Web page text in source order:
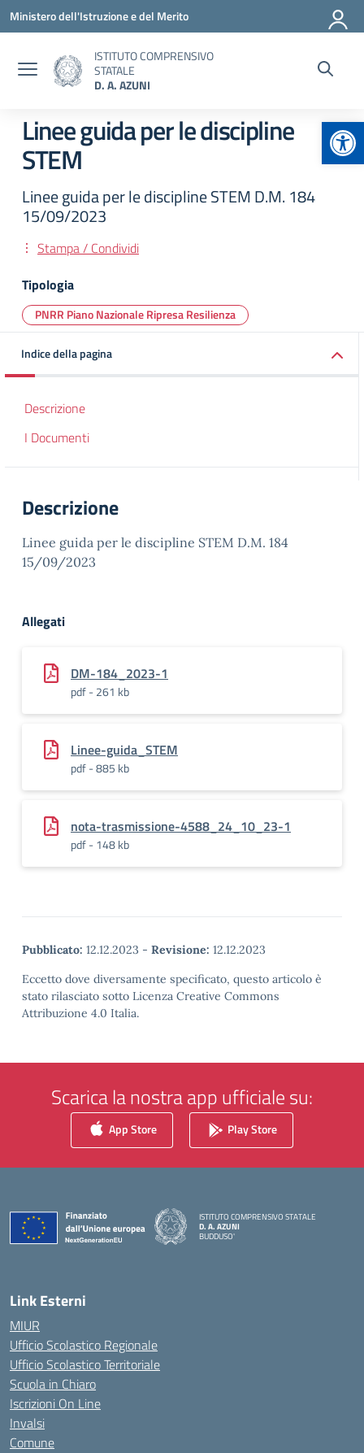
Vai ai contenuti
Vai al menu di navigazione
Vai al footer
Ministero dell'Istruzione e del Merito
ISTITUTO COMPRENSIVO
STATALE
D. A. AZUNI
Linee guida per le discipline
STEM
Linee guida per le discipline STEM D.M. 184
15/09/2023
Stampa / Condividi
Tipologia
PNRR Piano Nazionale Ripresa Resilienza
Indice della pagina
Descrizione
I Documenti
Descrizione
Linee guida per le discipline STEM D.M. 184
15/09/2023
Allegati
DM-184_2023-1
pdf - 261 kb
Linee-guida_STEM
pdf - 885 kb
nota-trasmissione-4588_24_10_23-1
pdf - 148 kb
Pubblicato: 12.12.2023 - Revisione: 12.12.2023
Eccetto dove diversamente specificato, questo articolo è
stato rilasciato sotto Licenza Creative Commons
Attribuzione 4.0 Italia.
Scarica la nostra app ufficiale su:
App Store Play Store
ISTITUTO COMPRENSIVO STATALE
D. A. AZUNI
BUDDUSO'
Link Esterni
MIUR
Ufficio Scolastico Regionale
Ufficio Scolastico Territoriale
Scuola in Chiaro
Iscrizioni On Line
Invalsi
Comune